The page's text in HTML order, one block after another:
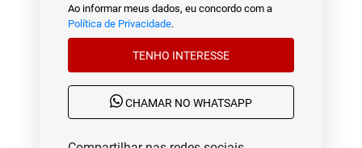
Ao informar meus dados, eu concordo com a
Política de Privacidade.
TENHO INTERESSE
CHAMAR NO WHATSAPP